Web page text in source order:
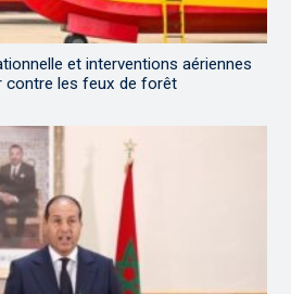
et interventions aériennes
contre les feux de forêt